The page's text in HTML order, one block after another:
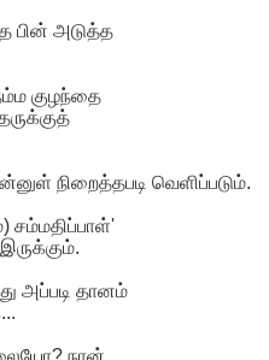
பின் அடுத்த
குழந்தை
நிறைத்தபடி வெளிப்படும்.
சம்மதிப்பாள்'
அப்படி தானம்